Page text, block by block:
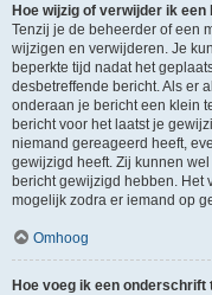
Hoe wijzig of verwijder ik een
Tenzij je de beheerder of een
wijzigen en verwijderen. Je
beperkte tijd nadat het
desbetreffende bericht. Als er
onderaan je bericht een klein
bericht voor het laatst je
niemand gereageerd heeft,
gewijzigd heeft. Zij kunnen
bericht gewijzigd hebben. Het
mogelijk zodra er iemand op
Omhoog
Hoe voeg ik een onderschrift